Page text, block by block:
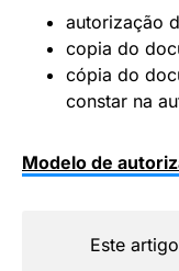
autorização
copia do
cópia do
constar na
Modelo de
Este